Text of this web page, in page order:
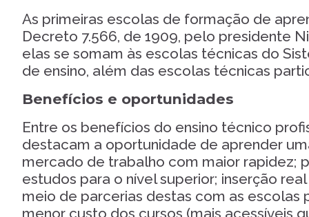
As primeiras escolas de formação de
Decreto 7.566, de 1909, pelo presidente
elas se somam às escolas técnicas do
de ensino, além das escolas técnicas
Benefícios e oportunidades
Entre os benefícios do ensino técnico
destacam a oportunidade de aprender
mercado de trabalho com maior rapidez;
estudos para o nível superior; inserção
meio de parcerias destas com as escolas
menor custo dos cursos (mais acessíveis